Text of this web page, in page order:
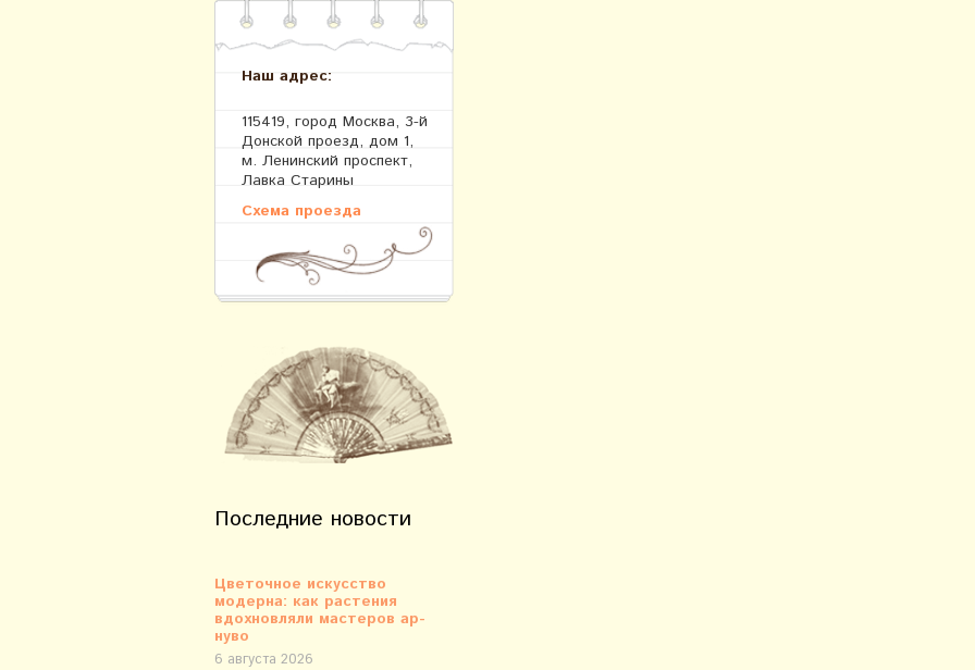
Наш адрес:
115419, город Москва, 3-й
Донской проезд, дом 1,
м. Ленинский проспект,
Лавка Старины
Схема проезда
Последние новости
Цветочное искусство
модерна: как растения
вдохновляли мастеров ар-
нуво
6 августа 2026